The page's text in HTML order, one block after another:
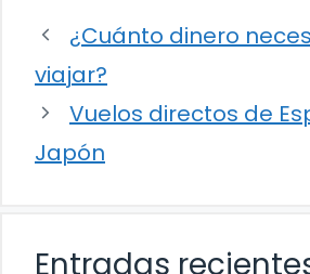
¿Cuánto dinero
viajar?
Vuelos directos de
Japón
Entradas